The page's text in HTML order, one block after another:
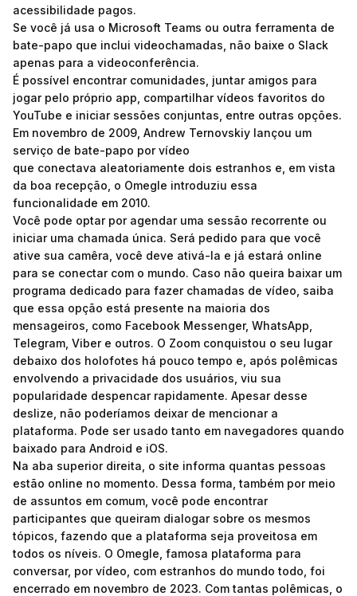
acessibilidade pagos.
Se você já usa o Microsoft Teams ou outra ferramenta de
bate-papo que inclui videochamadas, não baixe o Slack
apenas para a videoconferência.
É possível encontrar comunidades, juntar amigos para
jogar pelo próprio app, compartilhar vídeos favoritos do
YouTube e iniciar sessões conjuntas, entre outras opções.
Em novembro de 2009, Andrew Ternovskiy lançou um
serviço de bate-papo por vídeo
que conectava aleatoriamente dois estranhos e, em vista
da boa recepção, o Omegle introduziu essa
funcionalidade em 2010.
Você pode optar por agendar uma sessão recorrente ou
iniciar uma chamada única. Será pedido para que você
ative sua camêra, você deve ativá-la e já estará online
para se conectar com o mundo. Caso não queira baixar um
programa dedicado para fazer chamadas de vídeo, saiba
que essa opção está presente na maioria dos
mensageiros, como Facebook Messenger, WhatsApp,
Telegram, Viber e outros. O Zoom conquistou o seu lugar
debaixo dos holofotes há pouco tempo e, após polêmicas
envolvendo a privacidade dos usuários, viu sua
popularidade despencar rapidamente. Apesar desse
deslize, não poderíamos deixar de mencionar a
plataforma. Pode ser usado tanto em navegadores quando
baixado para Android e iOS.
Na aba superior direita, o site informa quantas pessoas
estão online no momento. Dessa forma, também por meio
de assuntos em comum, você pode encontrar
participantes que queiram dialogar sobre os mesmos
tópicos, fazendo que a plataforma seja proveitosa em
todos os níveis. O Omegle, famosa plataforma para
conversar, por vídeo, com estranhos do mundo todo, foi
encerrado em novembro de 2023. Com tantas polêmicas, o